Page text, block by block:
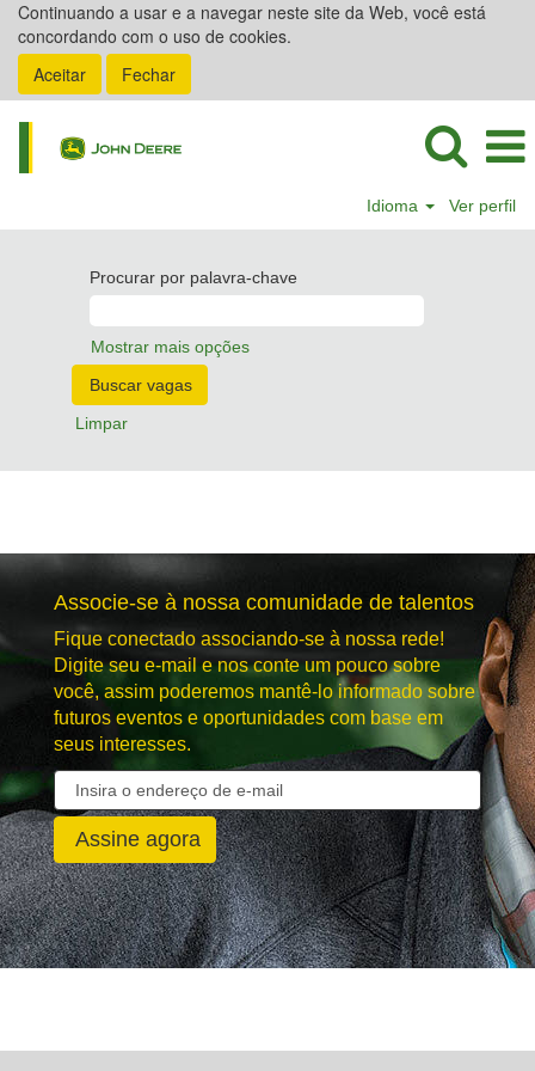
Continuando a usar e a navegar neste site da Web, você está
concordando com o uso de cookies.
Aceitar
Fechar
Idioma Ver perfil
Procurar por palavra-chave
Mostrar mais opções
Limpar
Associe-se à nossa comunidade de talentos
Fique conectado associando-se à nossa rede!
Digite seu e-mail e nos conte um pouco sobre
você, assim poderemos mantê-lo informado sobre
futuros eventos e oportunidades com base em
seus interesses.